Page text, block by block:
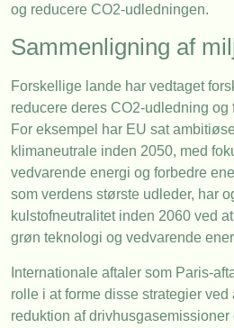
og reducere CO2-udledningen.
Sammenligning af
Forskellige lande har vedtaget
reducere deres CO2-udledning
For eksempel har EU sat
klimaneutrale inden 2050, med
vedvarende energi og forbedre
som verdens største udleder, har
kulstofneutralitet inden 2060 ved
grøn teknologi og vedvarende
Internationale aftaler som Paris-
rolle i at forme disse strategier
reduktion af